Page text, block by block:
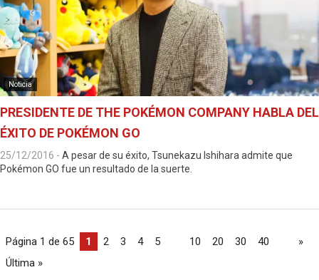
Noticia
PRESIDENTE DE THE POKÉMON COMPANY HABLA DEL
ÉXITO DE POKÉMON GO
25/12/2016 - A pesar de su éxito, Tsunekazu Ishihara admite que
Pokémon GO fue un resultado de la suerte.
Página 1 de 65 1 2 3 4 5 10 20 30 40
»
Última »